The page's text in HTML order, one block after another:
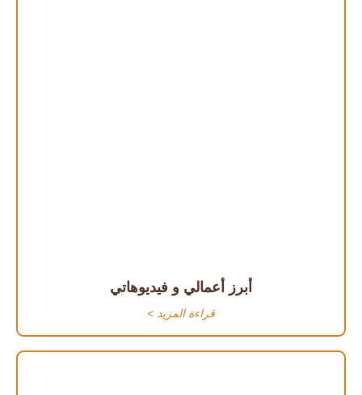
أبرز أعمالي و فيديوهاتي
قراءة المزيد >